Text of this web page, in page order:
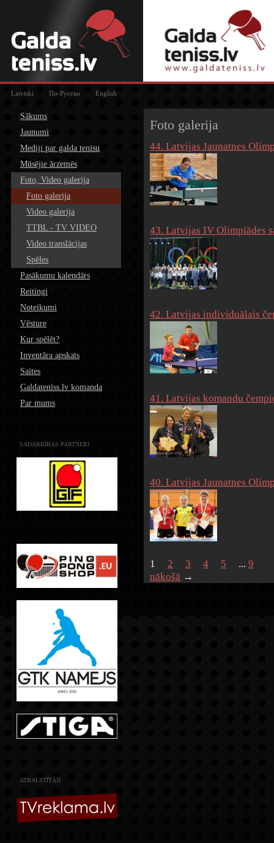
Latviski По-Русски English
Sākums
Jaunumi
Mediji par galda tenisu
Mūsējie ārzemēs
Foto, Video galerija
Foto galerija
Video galerija
TTBL - TV VIDEO
Video translācijas
Spēles
Pasākumu kalendārs
Reitingi
Noteikumi
Vēsture
Kur spēlēt?
Inventāra apskats
Saites
Galdateniss.lv komanda
Par mums
SADARBĪBAS PARTNERI
ATBALSTĪTĀJI
Foto galerija
44. Latvijas Jaunatnes
43. Latvijas IV Olimpiādes
42. Latvijas individuālais
41. Latvijas komandu
40. Latvijas Jaunatnes
1 2 3 4 5 ... 9
nākošā →